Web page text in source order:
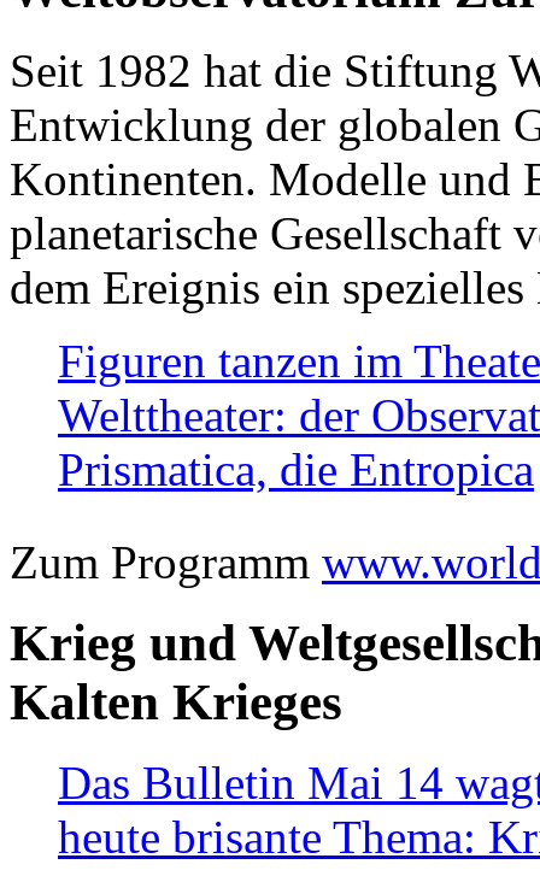
Seit 1982 hat die Stiftung
Entwicklung der globalen
Kontinenten. Modelle und
planetarische Gesellschaft
dem Ereignis ein
Figuren tanzen im
Welttheater: der
Prismatica, die Entropica
Zum Programm
Krieg und
Kalten Krieges
Das Bulletin Mai 14
heute brisante Thema: